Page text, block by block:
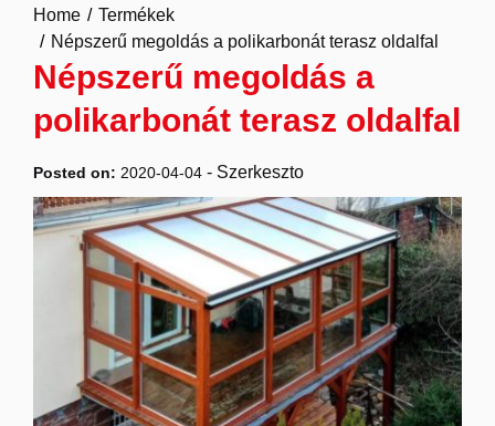
Home
Termékek
Népszerű megoldás a polikarbonát terasz oldalfal
Népszerű megoldás a
polikarbonát terasz oldalfal
Posted on: 2020-04-04 - Szerkeszto